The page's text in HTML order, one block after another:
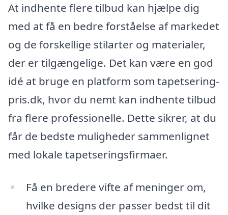
At indhente flere tilbud kan hjælpe dig
med at få en bedre forståelse af markedet
og de forskellige stilarter og materialer,
der er tilgængelige. Det kan være en god
idé at bruge en platform som tapetsering-
pris.dk, hvor du nemt kan indhente tilbud
fra flere professionelle. Dette sikrer, at du
får de bedste muligheder sammenlignet
med lokale tapetseringsfirmaer.
Få en bredere vifte af meninger om,
hvilke designs der passer bedst til dit